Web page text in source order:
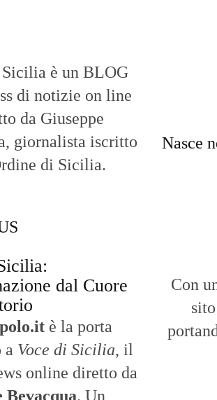
è un BLOG
di notizie on line
da Giuseppe
giornalista iscritto
di Sicilia.
dal Cuore
è la porta
a Voce di Sicilia, il
online diretto da
Bevacqua. Un
Nasce
Con